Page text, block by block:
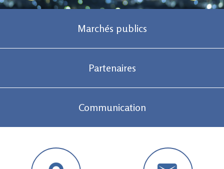
Marchés publics
Partenaires
Communication